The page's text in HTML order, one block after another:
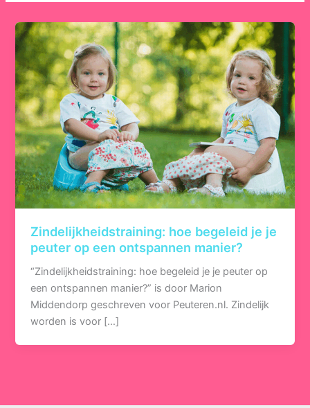
Zindelijkheidstraining: hoe begeleid je je
peuter op een ontspannen manier?
“Zindelijkheidstraining: hoe begeleid je je peuter op
een ontspannen manier?” is door Marion
Middendorp geschreven voor Peuteren.nl. Zindelijk
worden is voor […]